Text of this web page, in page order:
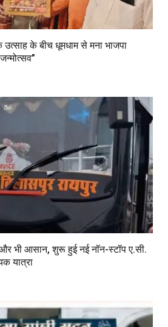
के बीच धूमधाम से मना भाजपा
भी आसान, शुरू हुई नई नॉन-स्टॉप ए.सी.
यात्रा